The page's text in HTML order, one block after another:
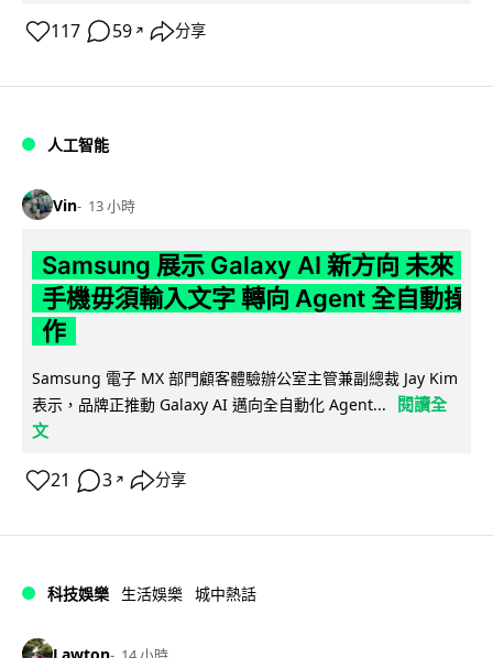
117 59 ↗ 分享
人工智能
Vin 13 小時
Samsung 展示 Galaxy AI 新方向 未來
手機毋須輸入文字 轉向 Agent 全自動操
作
Samsung 電子 MX 部門顧客體驗辦公室主管兼副總裁 Jay Kim
表示，品牌正推動 Galaxy AI 邁向全自動化 Agent...
閱讀全
文
21 3 ↗ 分享
科技娛樂 生活娛樂 城中熱話